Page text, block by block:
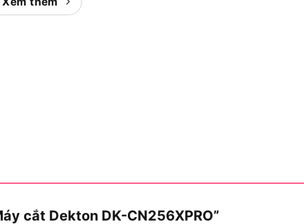
trượt đa góc
thanh trượt thay vì chỉ cắt tại chỗ cố định, giúp mở
có thể cắt được.
trực tiếp đến chiều rộng tối đa của vật liệu mà máy có
cắt Dekton DK-CN256XPRO”